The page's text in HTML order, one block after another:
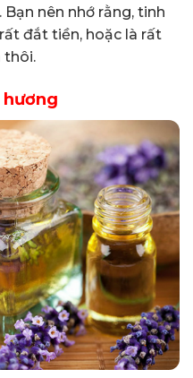
nên nhớ rằng, tinh
đắt tiền, hoặc là rất
thôi.
hương